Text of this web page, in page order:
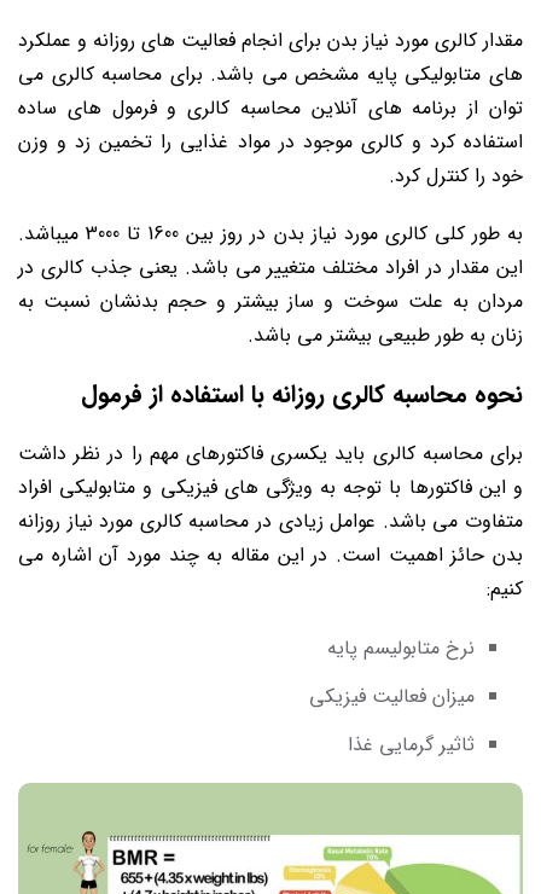
مقدار کالری مورد نیاز بدن برای انجام فعالیت های روزانه و عملکرد
های متابولیکی پایه مشخص می باشد. برای محاسبه کالری می
توان از برنامه های آنلاین محاسبه کالری و فرمول های ساده
استفاده کرد و کالری موجود در مواد غذایی را تخمین زد و وزن
خود را کنترل کرد.
به طور کلی کالری مورد نیاز بدن در روز بین 1600 تا 3000 میباشد.
این مقدار در افراد مختلف متغییر می باشد. یعنی جذب کالری در
مردان به علت سوخت و ساز بیشتر و حجم بدنشان نسبت به
زنان به طور طبیعی بیشتر می باشد.
نحوه محاسبه کالری روزانه با استفاده از فرمول
برای محاسبه کالری باید یکسری فاکتورهای مهم را در نظر داشت
و این فاکتورها با توجه به ویژگی های فیزیکی و متابولیکی افراد
متفاوت می باشد. عوامل زیادی در محاسبه کالری مورد نیاز روزانه
بدن حائز اهمیت است. در این مقاله به چند مورد آن اشاره می
کنیم:
نرخ متابولیسم پایه
میزان فعالیت فیزیکی
ثاثیر گرمایی غذا